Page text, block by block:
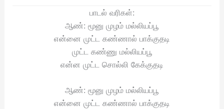
பாடல் வரிகள்:
ஆண்: மூனு முழம் மல்லியப்பூ
என்னை முட்ட கண்ணால் பாக்குதடி
முட்ட கண்ணு மல்லியப்பூ
என்ன முட்ட சொல்லி கேக்குதடி
ஆண்: மூனு முழம் மல்லியப்பூ
என்னை முட்ட கண்ணால் பாக்குதடி